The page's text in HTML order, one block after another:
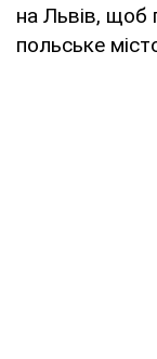
на Львів, щоб
польське